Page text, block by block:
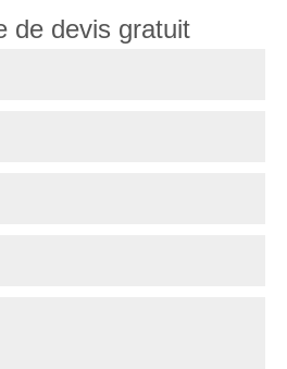
de devis gratuit